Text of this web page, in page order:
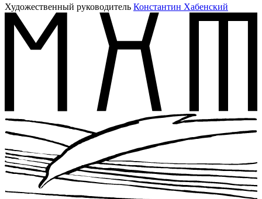
Художественный руководитель Константин Хабенский